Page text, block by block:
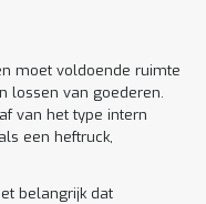
moet voldoende ruimte
lossen van goederen.
van het type intern
een heftruck,
belangrijk dat